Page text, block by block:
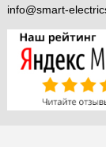
info@smart-